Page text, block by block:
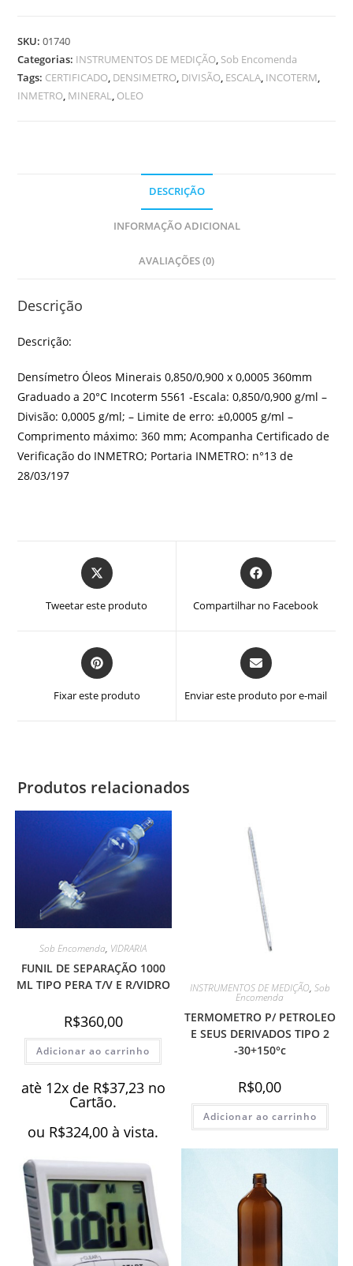
SKU:01740
Categorias: INSTRUMENTOS DE MEDIÇÃO, Sob Encomenda
Tags: CERTIFICADO, DENSIMETRO, DIVISÃO, ESCALA, INCOTERM,
INMETRO, MINERAL, OLEO
DESCRIÇÃO
INFORMAÇÃO ADICIONAL
AVALIAÇÕES (0)
Descrição
Descrição:
Densímetro Óleos Minerais 0,850/0,900 x 0,0005 360mm
Graduado a 20°C Incoterm 5561 -Escala: 0,850/0,900 g/ml –
Divisão: 0,0005 g/ml; – Limite de erro: ±0,0005 g/ml –
Comprimento máximo: 360 mm; Acompanha Certificado de
Verificação do INMETRO; Portaria INMETRO: n°13 de
28/03/197
Abre
em
nova
Tweetar este produto
Abre
em
nova
Compartilhar no Facebook
Abre
em
nova
Fixar este produto
Abre
em
nova
Enviar este produto por e-mail
Produtos relacionados
Sob Encomenda, VIDRARIA
FUNIL DE SEPARAÇÃO 1000
ML TIPO PERA T/V E R/VIDRO
R$360,00
Adicionar ao carrinho
atè 12x de R$37,23 no
Cartão.
ou R$324,00 à vista.
INSTRUMENTOS DE MEDIÇÃO, Sob
Encomenda
TERMOMETRO P/ PETROLEO
E SEUS DERIVADOS TIPO 2
-30+150°c
R$0,00
Adicionar ao carrinho